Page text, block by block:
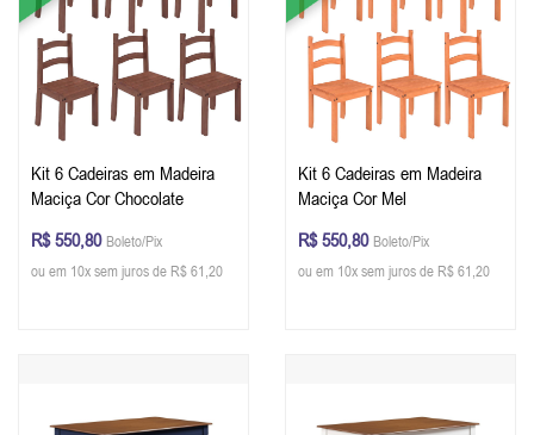
Kit 6 Cadeiras em Madeira
Maciça Cor Chocolate
R$ 550,80 Boleto/Pix
ou em 10x sem juros de R$ 61,20
Kit 6 Cadeiras em Madeira
Maciça Cor Mel
R$ 550,80 Boleto/Pix
ou em 10x sem juros de R$ 61,20